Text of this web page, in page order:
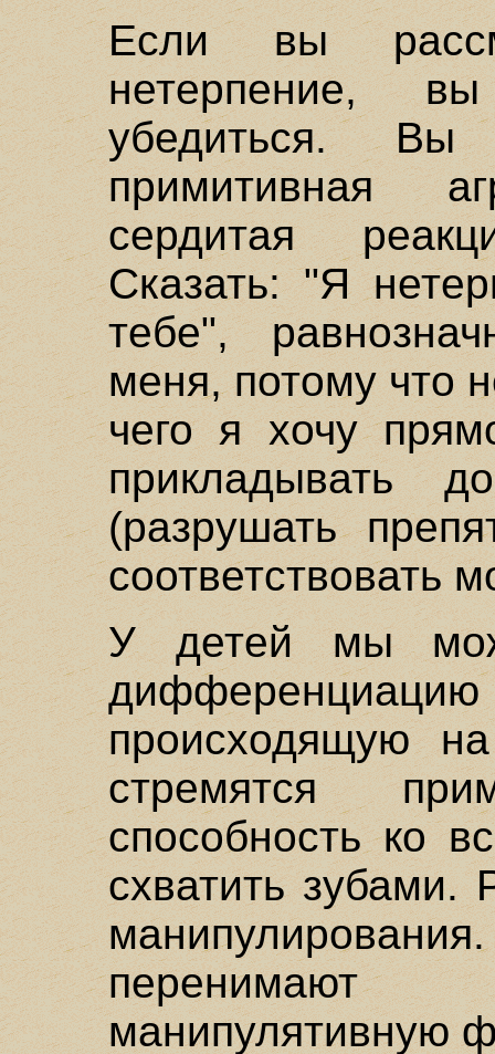
Если вы
нетерпение,
убедиться.
примитивная
сердитая
Сказать: "Я
тебе",
меня, потому что
чего я хочу
прикладывать
(разрушать
соответствовать
У детей мы
происходящую
стремятся
способность ко
схватить зубами.
перенимают
манипулятивную